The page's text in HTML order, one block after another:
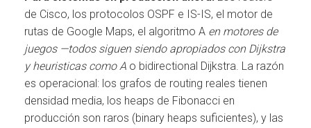
de Cisco, los protocolos OSPF e IS-IS, el motor de
rutas de Google Maps, el algoritmo A en motores de
juegos —todos siguen siendo apropiados con Dijkstra
y heuristicas como A o bidirectional Dijkstra. La razón
es operacional: los grafos de routing reales tienen
densidad media, los heaps de Fibonacci en
producción son raros (binary heaps suficientes), y las